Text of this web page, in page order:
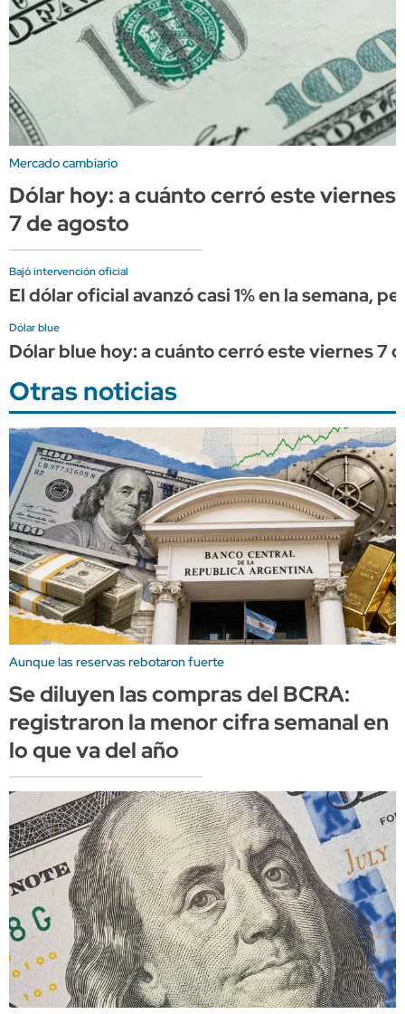
Mercado cambiario
Dólar hoy: a cuánto cerró este viernes
7 de agosto
Bajó intervención oficial
El dólar oficial avanzó casi 1% en la semana,
Dólar blue
Dólar blue hoy: a cuánto cerró este viernes 7
Otras noticias
Aunque las reservas rebotaron fuerte
Se diluyen las compras del BCRA:
registraron la menor cifra semanal en
lo que va del año